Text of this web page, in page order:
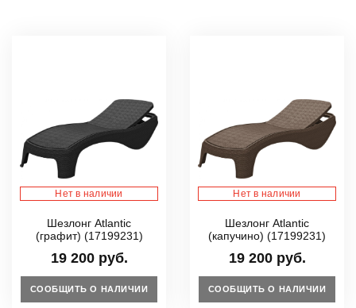
Нет в наличии
Шезлонг Atlantic
(графит) (17199231)
19 200 руб.
СООБЩИТЬ О НАЛИЧИИ
Нет в наличии
Шезлонг Atlantic
(капучино) (17199231)
19 200 руб.
СООБЩИТЬ О НАЛИЧИИ